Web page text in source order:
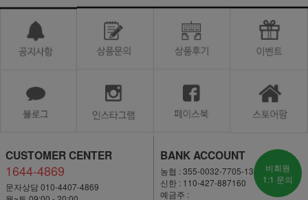
CUSTOMER CENTER
1644-4869
문자상담 010-4407-4869
BANK ACCOUNT
농협 : 355-0032-7705-13
신한 : 110-427-887160
예금주 :
비회원
1:1 문의